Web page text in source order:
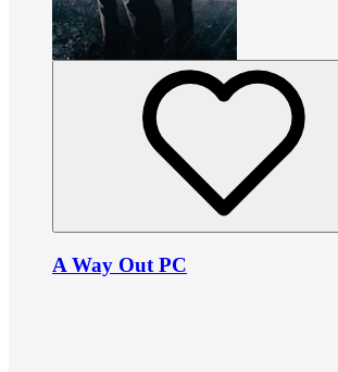
A Way Out PC